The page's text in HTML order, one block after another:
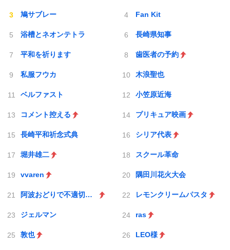
鳩サブレー Fan Kit
浴槽とネオンテトラ 長崎県知事
平和を祈ります 歯医者の予約
私服フウカ 木浪聖也
ベルファスト 小笠原近海
コメント控える プリキュア映画
長崎平和祈念式典 シリア代表
堀井雄二 スクール革命
vvaren 隅田川花火大会
阿波おどりで不適切な動画 レモンクリームパスタ
ジェルマン ras
敦也 LEO様